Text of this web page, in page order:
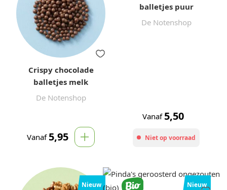
Crispy chocolade
balletjes melk
De Notenshop
Vanaf 5,95
balletjes puur
De Notenshop
Vanaf 5,50
Niet op voorraad
Nieuw Nieuw